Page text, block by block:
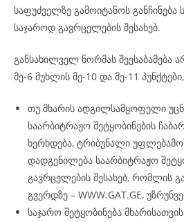
საფუძველზე გამოიტანოს
საჯაროდ გავრცელების შესახებ.
განსახილველ ნორმას შეესაბამება
მე-6 მუხლის მე-10 და მე-11
თუ მხარის ადგილსამყოფელი
საარბიტრაჟო შეტყობინების
ხერხდება, ტრიბუნალი
დადგენილება საარბიტრაჟო
გავრცელების შესახებ, რომლის
გვერდზე – WWW.GAT.GE,
საჯარო შეტყობინება